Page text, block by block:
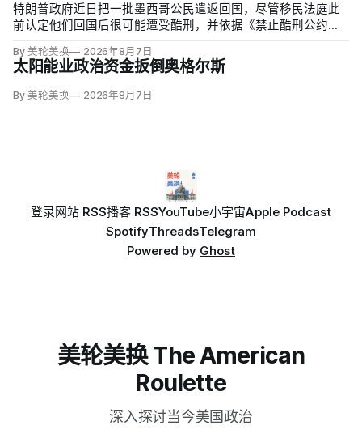
特朗普政府近日把一批墨西哥公民遣返回国，尽管移民法庭此
前认定他们回国后很可能遭受酷刑，并依据《禁止酷刑公约》
文图雷拉（David Venturella）凭国务院从墨西哥政府取得的
「不受伤害」外交保证，单方面撤销保护；
By 美轮美换 2026年8月7日
太阳能业政治资金扳倒奥格尔斯
By 美轮美换 2026年8月7日
登录网站 RSS播客 RSSYouTube小宇宙Apple Podcast
SpotifyThreadsTelegram
Powered by Ghost
美轮美换 The American
Roulette
深入探讨当今美国政治